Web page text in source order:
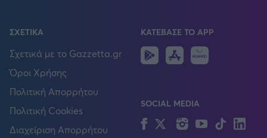
ΣΧΕΤΙΚΑ
Σχετικά με το Gazzetta.gr
Όροι Χρήσης
Πολιτική Απορρήτου
Πολιτική Cookies
Διαχείριση Απορρήτου
ΚΑΤΕΒΑΣΕ ΤΟ APP
Android
IOS
SOCIAL MEDIA
FacebookTwitterInstagram
YouTubeTikTok